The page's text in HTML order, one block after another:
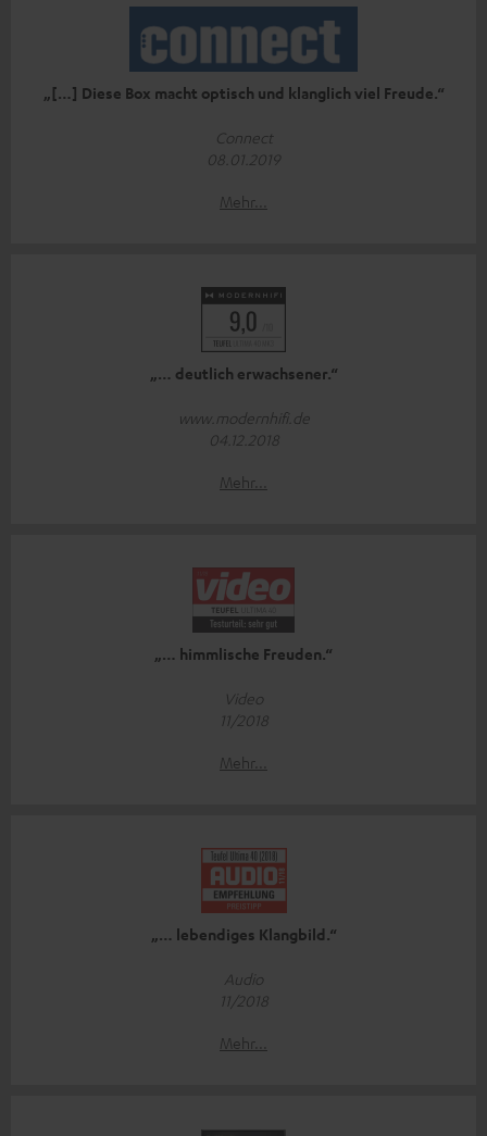
„[…] Diese Box macht optisch und klanglich viel Freude.“
Connect
08.01.2019
Mehr...
„… deutlich erwachsener.“
www.modernhifi.de
04.12.2018
Mehr...
„… himmlische Freuden.“
Video
11/2018
Mehr...
„… lebendiges Klangbild.“
Audio
11/2018
Mehr...